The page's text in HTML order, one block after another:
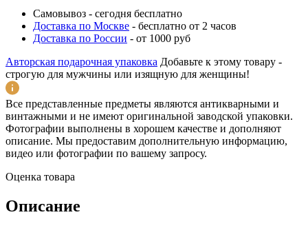
Самовывоз - сегодня бесплатно
Доставка по Москве - бесплатно от 2 часов
Доставка по России - от 1000 руб
Авторская подарочная упаковка Добавьте к этому товару -
строгую для мужчины или изящную для женщины!
Все представленные предметы являются антикварными и
винтажными и не имеют оригинальной заводской упаковки.
Фотографии выполнены в хорошем качестве и дополняют
описание. Мы предоставим дополнительную информацию,
видео или фотографии по вашему запросу.
Оценка товара
Описание